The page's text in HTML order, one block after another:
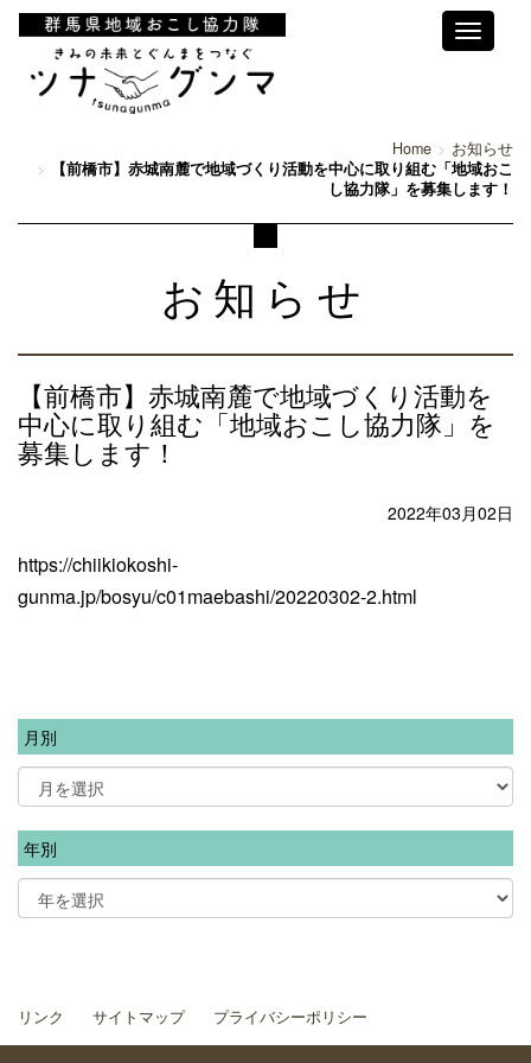
Toggle
Home
お知らせ
【前橋市】赤城南麓で地域づくり活動を中心に取り組む「地域おこ
し協力隊」を募集します！
お知らせ
【前橋市】赤城南麓で地域づくり活動を
中心に取り組む「地域おこし協力隊」を
募集します！
2022年03月02日
https://chiikiokoshi-
gunma.jp/bosyu/c01maebashi/20220302-2.html
月別
年別
リンク サイトマップ プライバシーポリシー